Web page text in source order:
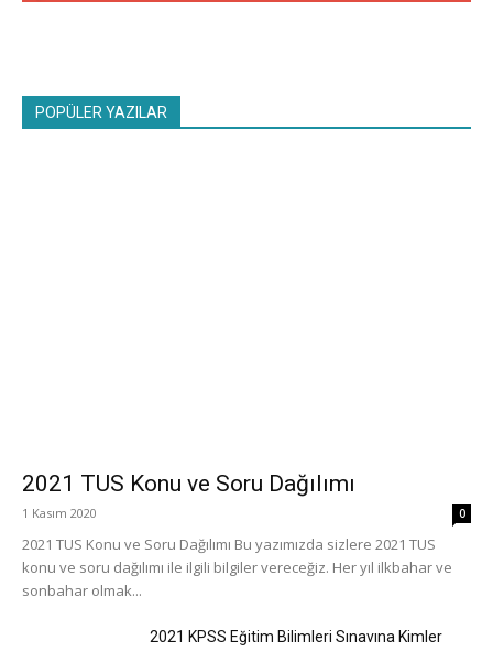
POPÜLER YAZILAR
2021 TUS Konu ve Soru Dağılımı
1 Kasım 2020 0
2021 TUS Konu ve Soru Dağılımı Bu yazımızda sizlere 2021 TUS
konu ve soru dağılımı ile ilgili bilgiler vereceğiz. Her yıl ilkbahar ve
sonbahar olmak...
2021 KPSS Eğitim Bilimleri Sınavına Kimler